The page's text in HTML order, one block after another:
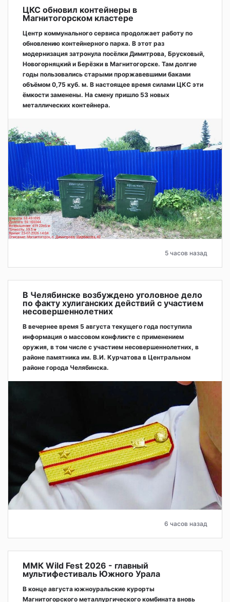
ЦКС обновил контейнеры в
Магнитогорском кластере
Центр коммунального сервиса продолжает работу по
обновлению контейнерного парка. В этот раз
модернизация затронула посёлки Димитрова, Брусковый,
Новогорняцкий и Берёзки в Магнитогорске. Там долгие
годы пользовались старыми проржавевшими баками
объёмом 0,75 куб. м. В настоящее время силами ЦКС эти
ёмкости заменены. На смену пришло 53 новых
металлических контейнера.
5 часов назад
В Челябинске возбуждено уголовное дело
по факту хулиганских действий с участием
несовершеннолетних
В вечернее время 5 августа текущего года поступила
информация о массовом конфликте с применением
оружия, в том числе с участием несовершеннолетних, в
районе памятника им. В.И. Курчатова в Центральном
районе города Челябинска.
6 часов назад
ММК Wild Fest 2026 - главный
мультифестиваль Южного Урала
В конце августа южноуральские курорты
Магнитогорского металлургического комбината вновь